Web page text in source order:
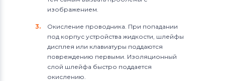
изображением.
Окисление проводника. При попадании
под корпус устройства жидкости, шлейфы
дисплея или клавиатуры поддаются
повреждению первыми. Изоляционный
слой шлейфа быстро поддается
окислению.